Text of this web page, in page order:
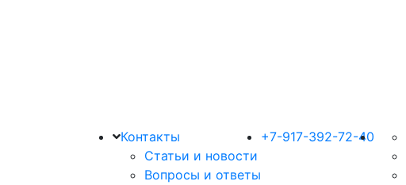
Контакты
Статьи и новости
Вопросы и ответы
+7-917-392-72-40